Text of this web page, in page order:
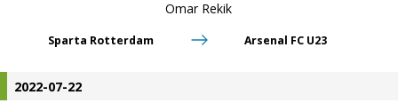
Omar Rekik
Sparta Rotterdam Arsenal FC U23
2022-07-22